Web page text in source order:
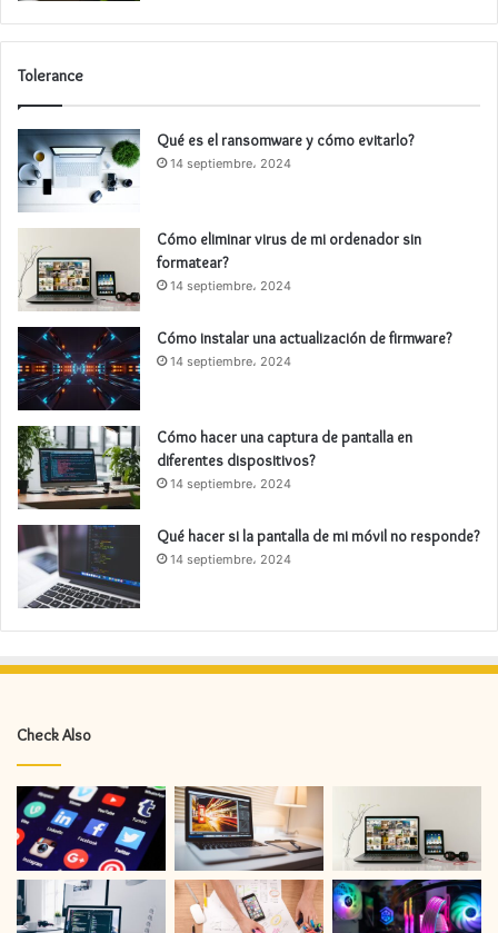
Tolerance
Qué es el ransomware y cómo evitarlo?
14 septiembre، 2024
Cómo eliminar virus de mi ordenador sin
formatear?
14 septiembre، 2024
Cómo instalar una actualización de firmware?
14 septiembre، 2024
Cómo hacer una captura de pantalla en
diferentes dispositivos?
14 septiembre، 2024
Qué hacer si la pantalla de mi móvil no responde?
14 septiembre، 2024
Check Also